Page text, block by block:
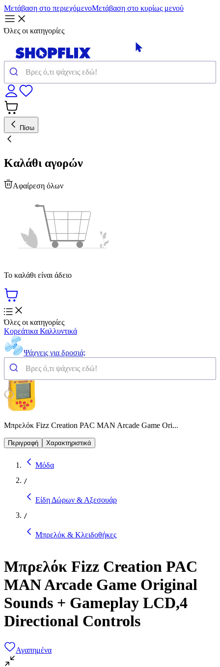
Μετάβαση στο περιεχόμενοΜετάβαση στο κυρίως μενού
Όλες οι κατηγορίες
Πίσω
Καλάθι αγορών
Αφαίρεση όλων
Το καλάθι είναι άδειο
Όλες οι κατηγορίες
Κορεάτικα Καλλυντικά
Ψάχνεις για δροσιά;
Μπρελόκ Fizz Creation PAC MAN Arcade Game Ori...
Περιγραφή Χαρακτηριστικά
Μόδα
/
Είδη Δώρων & Αξεσουάρ
/
Μπρελόκ & Κλειδοθήκες
Μπρελόκ Fizz Creation PAC
MAN Arcade Game Original
Sounds + Gameplay LCD,4
Directional Controls
Αγαπημένα